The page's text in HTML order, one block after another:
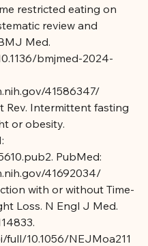
restricted eating on
review and
Med.
bmjmed-2024-
41586347/
Rev. Intermittent fasting
or obesity.
PubMed:
41692034/
with or without Time-
Loss. N Engl J Med.
10.1056/NEJMoa211